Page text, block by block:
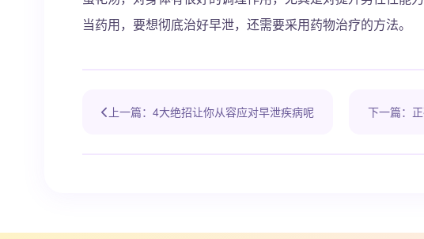
当药用，要想彻底治好早泄，还需要采用药物治疗的方法。
上一篇：4大绝招让你从容应对早泄疾病呢 下一篇：